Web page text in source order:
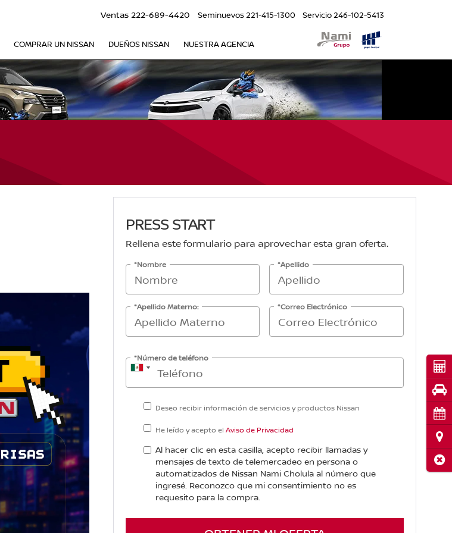
Ventas 222-689-4420 Seminuevos221-415-1300 Servicio246-102-5413
COMPRAR UN NISSAN DUEÑOS NISSAN NUESTRA AGENCIA
PRESS START
Rellena este formulario para aprovechar esta gran oferta.
*Nombre *Apellido
*Apellido Materno: *Correo Electrónico
*Número de teléfono
Deseo recibir información de servicios y productos Nissan
He leído y acepto el Aviso de Privacidad
Al hacer clic en esta casilla, acepto recibir llamadas y
mensajes de texto de telemercadeo en persona o
automatizados de Nissan Nami Cholula al número que
ingresé. Reconozco que mi consentimiento no es
requesito para la compra.